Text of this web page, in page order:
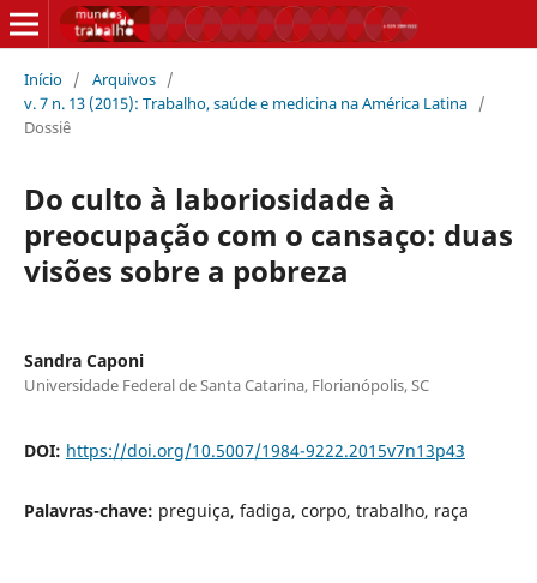
Início / Arquivos /
v. 7 n. 13 (2015): Trabalho, saúde e medicina na América Latina /
Dossiê
Do culto à laboriosidade à
preocupação com o cansaço: duas
visões sobre a pobreza
Sandra Caponi
Universidade Federal de Santa Catarina, Florianópolis, SC
DOI: https://doi.org/10.5007/1984-9222.2015v7n13p43
Palavras-chave: preguiça, fadiga, corpo, trabalho, raça